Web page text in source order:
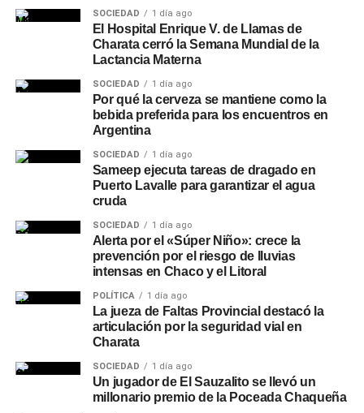
SOCIEDAD 1 día ago
El Hospital Enrique V. de Llamas de
Charata cerró la Semana Mundial de la
Lactancia Materna
SOCIEDAD 1 día ago
Por qué la cerveza se mantiene como la
bebida preferida para los encuentros en
Argentina
SOCIEDAD 1 día ago
Sameep ejecuta tareas de dragado en
Puerto Lavalle para garantizar el agua
cruda
SOCIEDAD 1 día ago
Alerta por el «Súper Niño»: crece la
prevención por el riesgo de lluvias
intensas en Chaco y el Litoral
POLÍTICA 1 día ago
La jueza de Faltas Provincial destacó la
articulación por la seguridad vial en
Charata
SOCIEDAD 1 día ago
Un jugador de El Sauzalito se llevó un
millonario premio de la Poceada Chaqueña